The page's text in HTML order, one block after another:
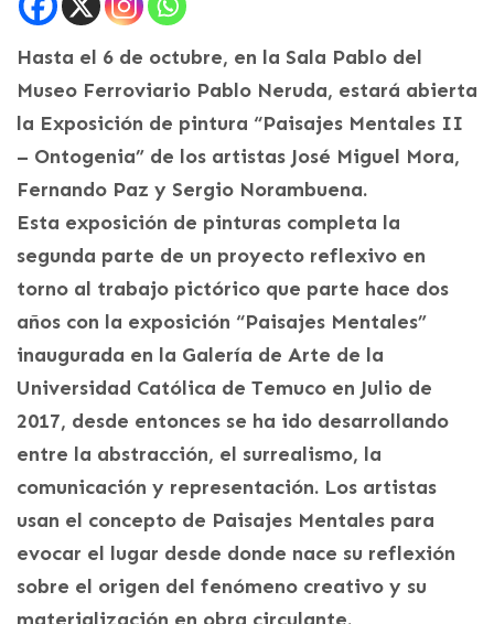
Hasta el 6 de octubre, en la Sala Pablo del
Museo Ferroviario Pablo Neruda, estará abierta
la Exposición de pintura “Paisajes Mentales II
– Ontogenia” de los artistas José Miguel Mora,
Fernando Paz y Sergio Norambuena.
Esta exposición de pinturas completa la
segunda parte de un proyecto reflexivo en
torno al trabajo pictórico que parte hace dos
años con la exposición “Paisajes Mentales”
inaugurada en la Galería de Arte de la
Universidad Católica de Temuco en Julio de
2017, desde entonces se ha ido desarrollando
entre la abstracción, el surrealismo, la
comunicación y representación. Los artistas
usan el concepto de Paisajes Mentales para
evocar el lugar desde donde nace su reflexión
sobre el origen del fenómeno creativo y su
materialización en obra circulante.